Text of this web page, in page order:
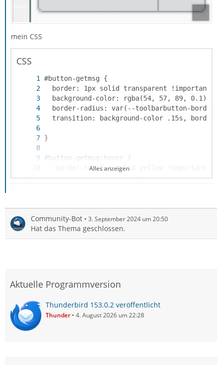
mein CSS
CSS
Alles anzeigen
Community-Bot 3. September 2024 um 20:50
Hat das Thema geschlossen.
Aktuelle Programmversion
Thunderbird 153.0.2 veröffentlicht
Thunder 4. August 2026 um 22:28